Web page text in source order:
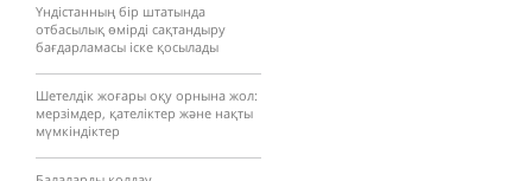
Үндістанның бір штатында
отбасылық өмірді сақтандыру
бағдарламасы іске қосылады
Шетелдік жоғары оқу орнына жол:
мерзімдер, қателіктер және нақты
мүмкіндіктер